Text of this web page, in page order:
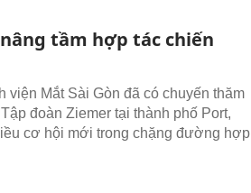
tầm hợp tác chiến
viện Mắt Sài Gòn đã có chuyến thăm
đoàn Ziemer tại thành phố Port,
cơ hội mới trong chặng đường hợp